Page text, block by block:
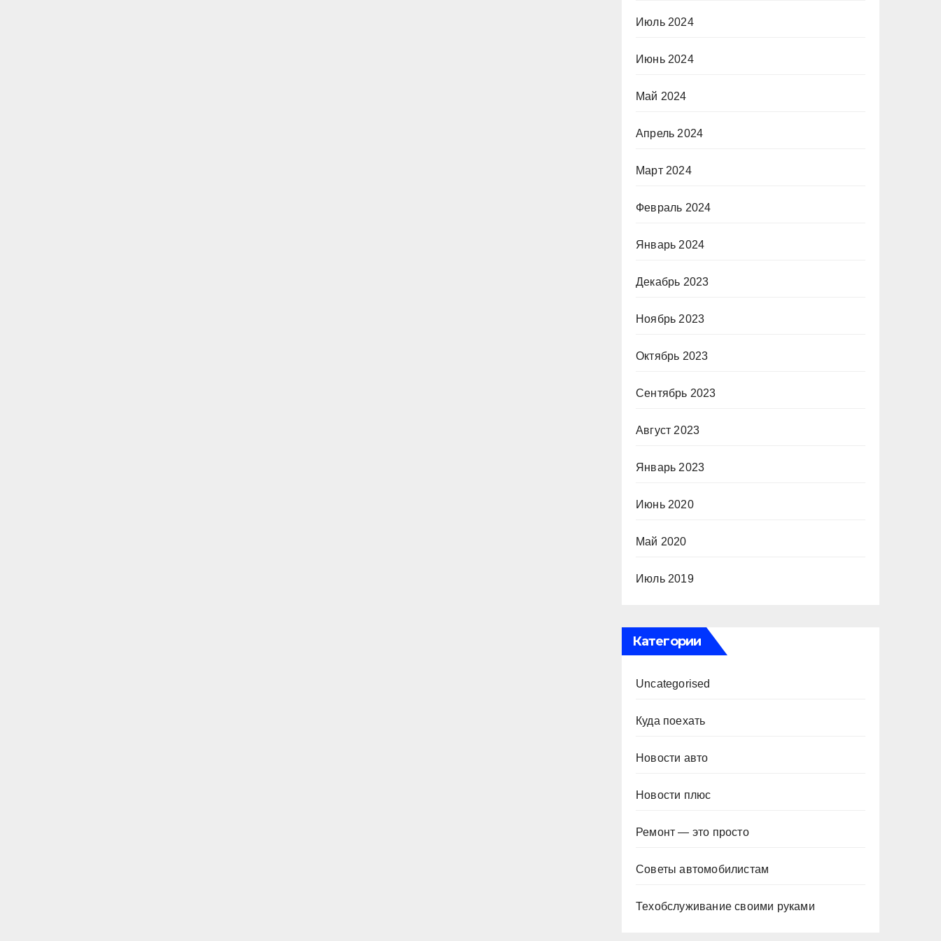
Июль 2024
Июнь 2024
Май 2024
Апрель 2024
Март 2024
Февраль 2024
Январь 2024
Декабрь 2023
Ноябрь 2023
Октябрь 2023
Сентябрь 2023
Август 2023
Январь 2023
Июнь 2020
Май 2020
Июль 2019
Категории
Uncategorised
Куда поехать
Новости авто
Новости плюс
Ремонт — это просто
Советы автомобилистам
Техобслуживание своими руками